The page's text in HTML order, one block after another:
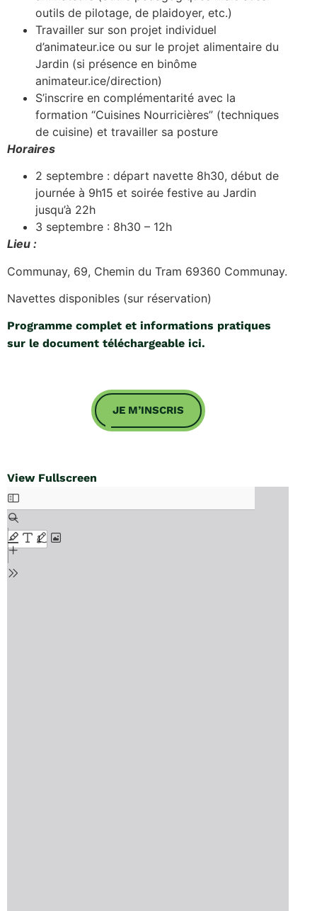
outils de pilotage, de plaidoyer, etc.)
Travailler sur son projet individuel
d’animateur.ice ou sur le projet alimentaire du
Jardin (si présence en binôme
animateur.ice/direction)
S’inscrire en complémentarité avec la
formation “Cuisines Nourricières” (techniques
de cuisine) et travailler sa posture
Horaires
2 septembre : départ navette 8h30, début de
journée à 9h15 et soirée festive au Jardin
jusqu’à 22h
3 septembre : 8h30 – 12h
Lieu :
Communay, 69, Chemin du Tram 69360 Communay.
Navettes disponibles (sur réservation)
Programme complet et informations pratiques
sur le document téléchargeable ici.
JE M’INSCRIS
View Fullscreen